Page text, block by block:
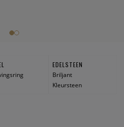
EDELSTEEN
Briljant
Kleursteen